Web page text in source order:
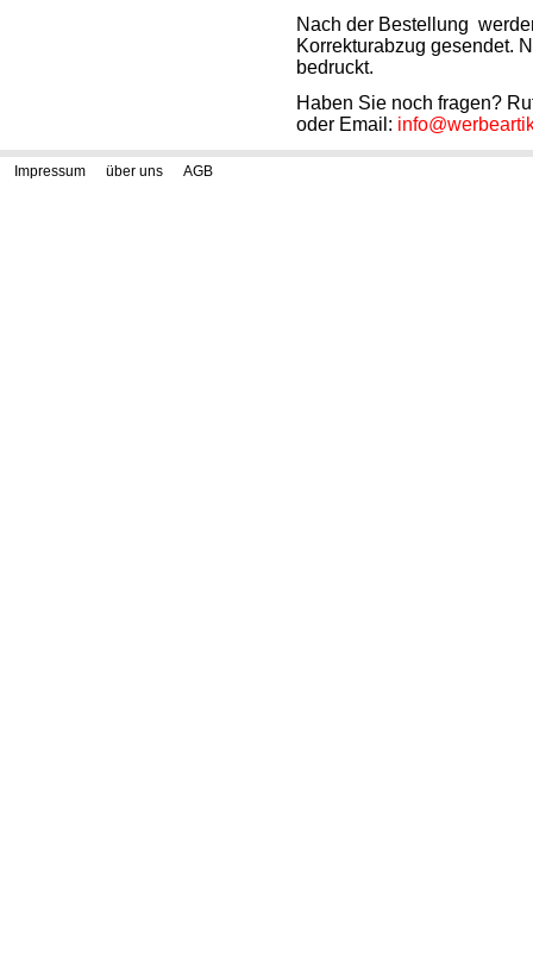
Nach der Bestellung
Korrekturabzug gesendet.
bedruckt.
Haben Sie noch fragen?
oder Email:
Impressum über uns AGB